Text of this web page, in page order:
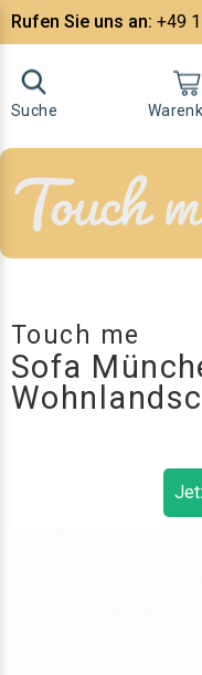
Rufen Sie uns an: +49
Suche
Touch me
Sofa